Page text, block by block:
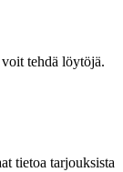
tehdä löytöjä.
tietoa tarjouksista